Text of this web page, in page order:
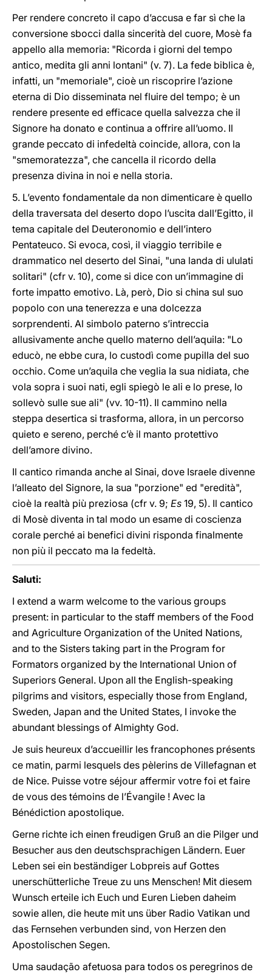
Per rendere concreto il capo d’accusa e far sì che la
conversione sbocci dalla sincerità del cuore, Mosè fa
appello alla memoria: "Ricorda i giorni del tempo
antico, medita gli anni lontani" (v. 7). La fede biblica è,
infatti, un "memoriale", cioè un riscoprire l’azione
eterna di Dio disseminata nel fluire del tempo; è un
rendere presente ed efficace quella salvezza che il
Signore ha donato e continua a offrire all’uomo. Il
grande peccato di infedeltà coincide, allora, con la
"smemoratezza", che cancella il ricordo della
presenza divina in noi e nella storia.
5. L’evento fondamentale da non dimenticare è quello
della traversata del deserto dopo l’uscita dall’Egitto, il
tema capitale del Deuteronomio e dell’intero
Pentateuco. Si evoca, così, il viaggio terribile e
drammatico nel deserto del Sinai, "una landa di ululati
solitari" (cfr v. 10), come si dice con un’immagine di
forte impatto emotivo. Là, però, Dio si china sul suo
popolo con una tenerezza e una dolcezza
sorprendenti. Al simbolo paterno s’intreccia
allusivamente anche quello materno dell’aquila: "Lo
educò, ne ebbe cura, lo custodì come pupilla del suo
occhio. Come un’aquila che veglia la sua nidiata, che
vola sopra i suoi nati, egli spiegò le ali e lo prese, lo
sollevò sulle sue ali" (vv. 10-11). Il cammino nella
steppa desertica si trasforma, allora, in un percorso
quieto e sereno, perché c’è il manto protettivo
dell’amore divino.
Il cantico rimanda anche al Sinai, dove Israele divenne
l’alleato del Signore, la sua "porzione" ed "eredità",
cioè la realtà più preziosa (cfr v. 9; Es 19, 5). Il cantico
di Mosè diventa in tal modo un esame di coscienza
corale perché ai benefici divini risponda finalmente
non più il peccato ma la fedeltà.
Saluti:
I extend a warm welcome to the various groups
present: in particular to the staff members of the Food
and Agriculture Organization of the United Nations,
and to the Sisters taking part in the Program for
Formators organized by the International Union of
Superiors General. Upon all the English-speaking
pilgrims and visitors, especially those from England,
Sweden, Japan and the United States, I invoke the
abundant blessings of Almighty God.
Je suis heureux d’accueillir les francophones présents
ce matin, parmi lesquels des pèlerins de Villefagnan et
de Nice. Puisse votre séjour affermir votre foi et faire
de vous des témoins de l’Évangile ! Avec la
Bénédiction apostolique.
Gerne richte ich einen freudigen Gruß an die Pilger und
Besucher aus den deutschsprachigen Ländern. Euer
Leben sei ein beständiger Lobpreis auf Gottes
unerschütterliche Treue zu uns Menschen! Mit diesem
Wunsch erteile ich Euch und Euren Lieben daheim
sowie allen, die heute mit uns über Radio Vatikan und
das Fernsehen verbunden sind, von Herzen den
Apostolischen Segen.
Uma saudação afetuosa para todos os peregrinos de